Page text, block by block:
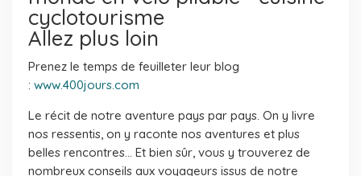
Allez plus loin
Prenez le temps de feuilleter leur blog
: www.400jours.com
Le récit de notre aventure pays par pays. On y livre
nos ressentis, on y raconte nos aventures et plus
belles rencontres… Et bien sûr, vous y trouverez de
nombreux conseils aux voyageurs issus de notre